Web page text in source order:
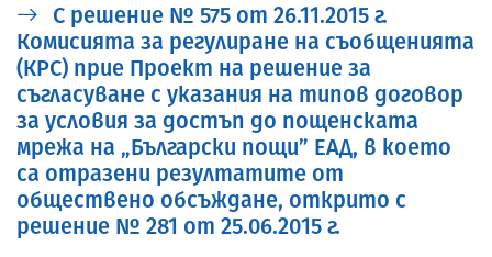
С решение № 575 от 26.11.2015 г.
Комисията за регулиране на съобщенията
(КРС) прие Проект на решение за
съгласуване с указания на типов договор
за условия за достъп до пощенската
мрежа на „Български пощи” ЕАД, в което
са отразени резултатите от
обществено обсъждане, открито с
решение № 281 от 25.06.2015 г.